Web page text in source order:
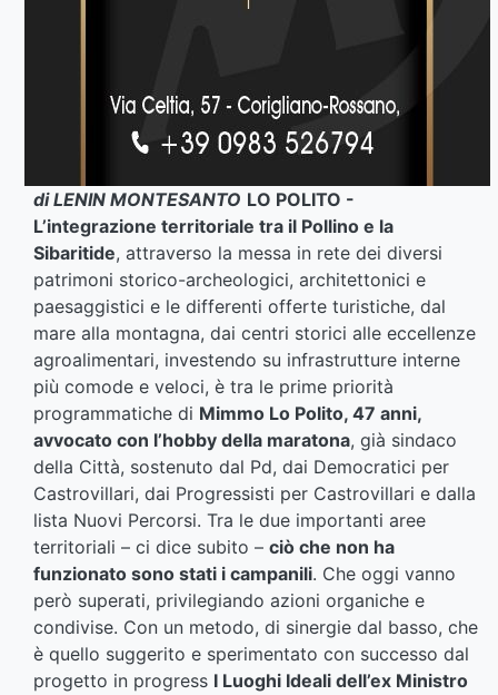
di LENIN MONTESANTO LO POLITO -
L’integrazione territoriale tra il Pollino e la
Sibaritide, attraverso la messa in rete dei diversi
patrimoni storico-archeologici, architettonici e
paesaggistici e le differenti offerte turistiche, dal
mare alla montagna, dai centri storici alle eccellenze
agroalimentari, investendo su infrastrutture interne
più comode e veloci, è tra le prime priorità
programmatiche di Mimmo Lo Polito, 47 anni,
avvocato con l’hobby della maratona, già sindaco
della Città, sostenuto dal Pd, dai Democratici per
Castrovillari, dai Progressisti per Castrovillari e dalla
lista Nuovi Percorsi. Tra le due importanti aree
territoriali – ci dice subito – ciò che non ha
funzionato sono stati i campanili. Che oggi vanno
però superati, privilegiando azioni organiche e
condivise. Con un metodo, di sinergie dal basso, che
è quello suggerito e sperimentato con successo dal
progetto in progress I Luoghi Ideali dell’ex Ministro